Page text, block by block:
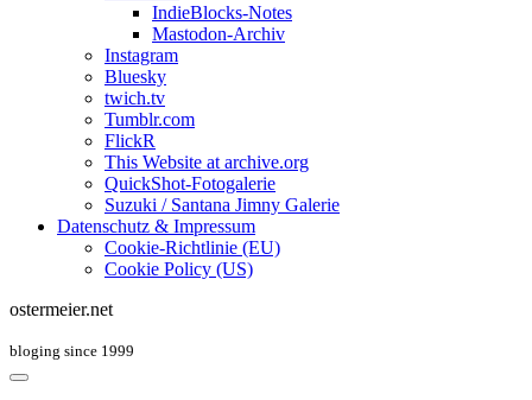
IndieBlocks-Notes
Mastodon-Archiv
Instagram
Bluesky
twich.tv
Tumblr.com
FlickR
This Website at archive.org
QuickShot-Fotogalerie
Suzuki / Santana Jimny Galerie
Datenschutz & Impressum
Cookie-Richtlinie (EU)
Cookie Policy (US)
ostermeier.net
bloging since 1999